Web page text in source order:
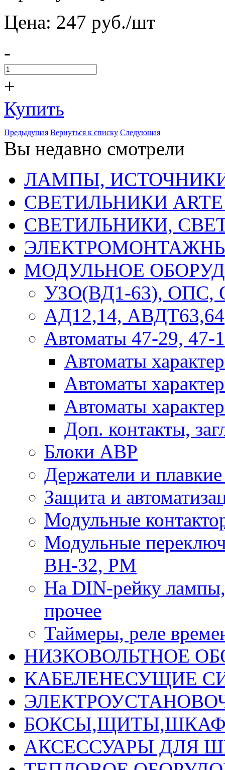
Цена: 247 pуб./шт
-
+
Купить
Предыдущая Вернуться к списку Следующая
Вы недавно смотрели
ЛАМПЫ,
СВЕТИЛЬНИКИ ARTE
СВЕТИЛЬНИКИ,
МОДУЛЬНОЕ
УЗО(ВД1-63), ОПС,
АД12,14, АВДТ63,64
Автоматы 47-29, 47-
Автоматы
Автоматы
Автоматы
Доп. контакты,
Блоки АВР
Держатели и
Защита и
Модульные
Модульные
ВН-32, РМ
На DIN-рейку
прочее
Таймеры, реле
НИЗКОВОЛЬТНОЕ
КАБЕЛЕНЕСУЩИЕ
АКСЕССУАРЫ ДЛЯ